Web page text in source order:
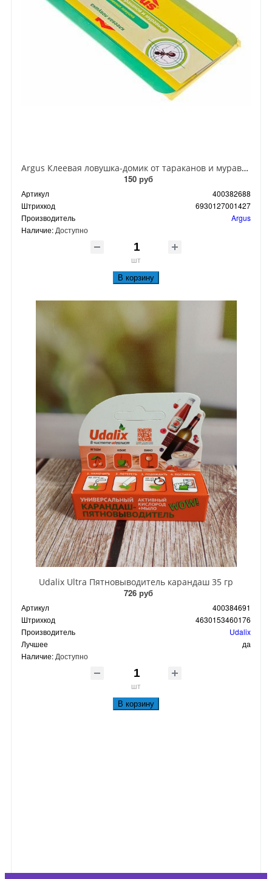
Argus Клеевая ловушка-домик от тараканов и муравьев
150 руб
Артикул
400382688
Штрихкод
6930127001427
Производитель
Argus
Наличие: Доступно
шт
В корзину
Udalix Ultra Пятновыводитель карандаш 35 гр
726 руб
Артикул
400384691
Штрихкод
4630153460176
Производитель
Udalix
Лучшее
да
Наличие: Доступно
шт
В корзину